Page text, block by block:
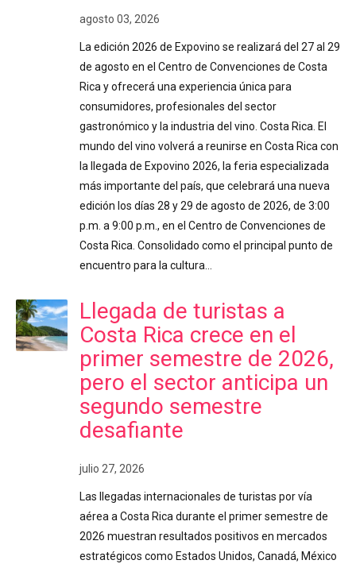
agosto 03, 2026
La edición 2026 de Expovino se realizará del 27 al 29
de agosto en el Centro de Convenciones de Costa
Rica y ofrecerá una experiencia única para
consumidores, profesionales del sector
gastronómico y la industria del vino. Costa Rica. El
mundo del vino volverá a reunirse en Costa Rica con
la llegada de Expovino 2026, la feria especializada
más importante del país, que celebrará una nueva
edición los días 28 y 29 de agosto de 2026, de 3:00
p.m. a 9:00 p.m., en el Centro de Convenciones de
Costa Rica. Consolidado como el principal punto de
encuentro para la cultura…
Llegada de turistas a
Costa Rica crece en el
primer semestre de 2026,
pero el sector anticipa un
segundo semestre
desafiante
julio 27, 2026
Las llegadas internacionales de turistas por vía
aérea a Costa Rica durante el primer semestre de
2026 muestran resultados positivos en mercados
estratégicos como Estados Unidos, Canadá, México